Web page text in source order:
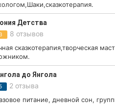
Детства
8 отзывов
сказкотерапия,творческая
до Янгола
2 отзыва
питание, дневной сон,